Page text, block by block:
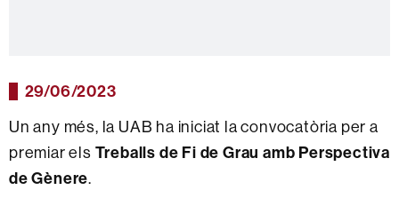
29/06/2023
Un any més, la UAB ha iniciat la convocatòria per a
premiar els Treballs de Fi de Grau amb Perspectiva
de Gènere.